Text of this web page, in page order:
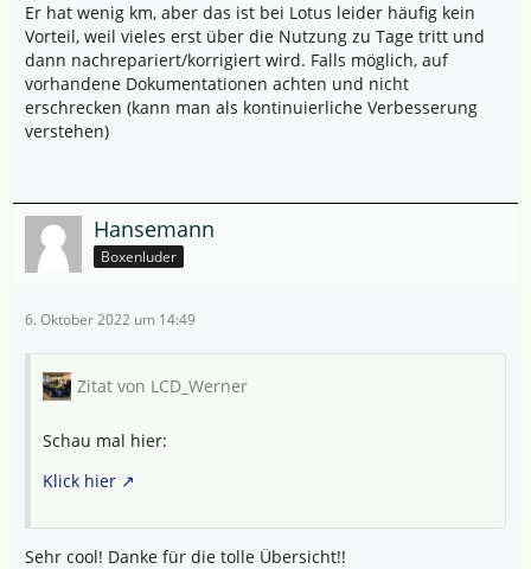
Er hat wenig km, aber das ist bei Lotus leider häufig kein
Vorteil, weil vieles erst über die Nutzung zu Tage tritt und
dann nachrepariert/korrigiert wird. Falls möglich, auf
vorhandene Dokumentationen achten und nicht
erschrecken (kann man als kontinuierliche Verbesserung
verstehen)
Hansemann
Boxenluder
6. Oktober 2022 um 14:49
Zitat von LCD_Werner
Schau mal hier:
Klick hier
Sehr cool! Danke für die tolle Übersicht!!